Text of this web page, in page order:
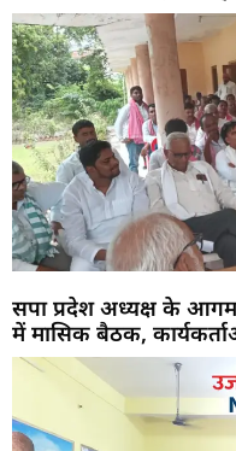
सपा प्रदेश अध्यक्ष के
में मासिक बैठक,